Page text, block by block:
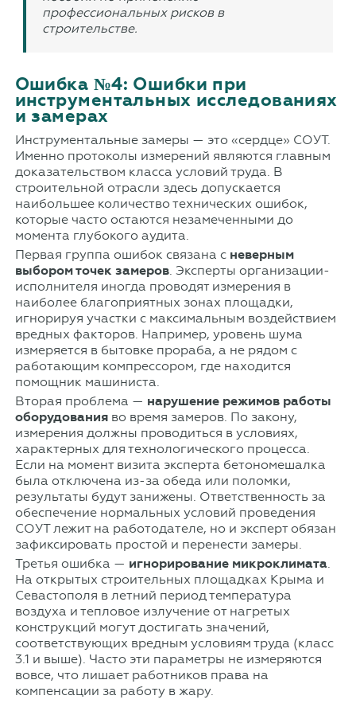
профессиональных рисков в
строительстве.
Ошибка №4: Ошибки при
инструментальных исследованиях
и замерах
Инструментальные замеры — это «сердце» СОУТ.
Именно протоколы измерений являются главным
доказательством класса условий труда. В
строительной отрасли здесь допускается
наибольшее количество технических ошибок,
которые часто остаются незамеченными до
момента глубокого аудита.
Первая группа ошибок связана с неверным
выбором точек замеров. Эксперты организации-
исполнителя иногда проводят измерения в
наиболее благоприятных зонах площадки,
игнорируя участки с максимальным воздействием
вредных факторов. Например, уровень шума
измеряется в бытовке прораба, а не рядом с
работающим компрессором, где находится
помощник машиниста.
Вторая проблема — нарушение режимов работы
оборудованияво время замеров. По закону,
измерения должны проводиться в условиях,
характерных для технологического процесса.
Если на момент визита эксперта бетономешалка
была отключена из-за обеда или поломки,
результаты будут занижены. Ответственность за
обеспечение нормальных условий проведения
СОУТ лежит на работодателе, но и эксперт обязан
зафиксировать простой и перенести замеры.
Третья ошибка — игнорирование микроклимата.
На открытых строительных площадках Крыма и
Севастополя в летний период температура
воздуха и тепловое излучение от нагретых
конструкций могут достигать значений,
соответствующих вредным условиям труда (класс
3.1 и выше). Часто эти параметры не измеряются
вовсе, что лишает работников права на
компенсации за работу в жару.